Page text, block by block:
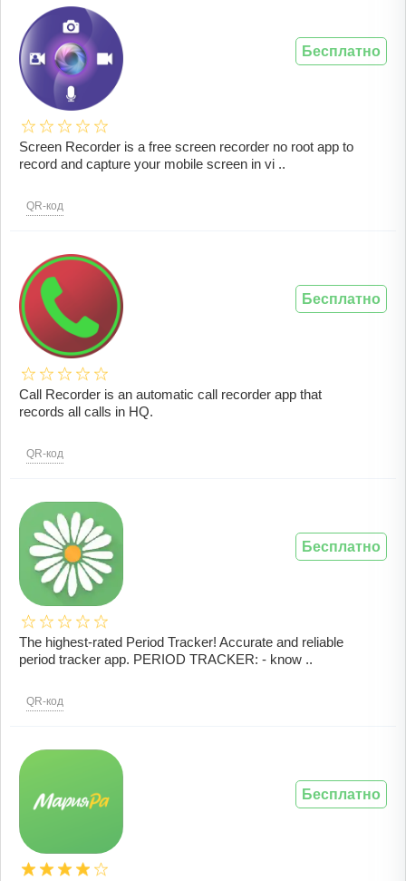
Screen Recorder is a free screen recorder no root app to
record and capture your mobile screen in vi ..
QR-код
Бесплатно
Call Recorder is an automatic call recorder app that
records all calls in HQ.
QR-код
Бесплатно
The highest-rated Period Tracker! Accurate and reliable
period tracker app. PERIOD TRACKER: - know ..
QR-код
Бесплатно
Бесплатно